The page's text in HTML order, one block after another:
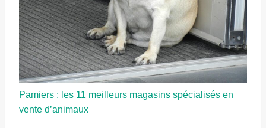
Pamiers : les 11 meilleurs magasins spécialisés en
vente d’animaux